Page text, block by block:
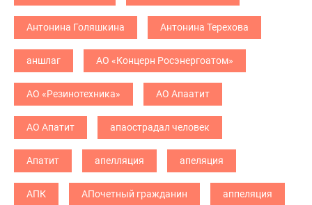
Антонина Голяшкина Антонина Терехова
аншлаг АО «Концерн Росэнергоатом»
АО «Резинотехника» АО Апаатит
АО Апатит апаострадал человек
Апатит апелляция апеляция
АПК АПочетный гражданин аппеляция